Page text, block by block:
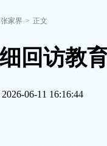
张家界 > 正文
回访教
2026-06-11 16:16:44